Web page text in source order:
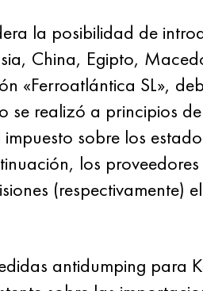
la posibilidad de
China, Egipto,
«Ferroatlántica SL»,
se realizó a principios
sobre los
los
antidumping para